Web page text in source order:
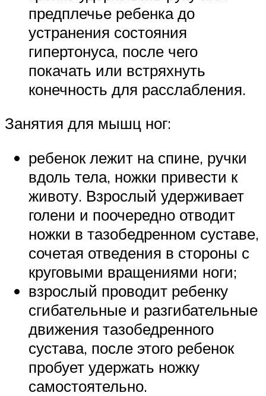
предплечье ребенка до
устранения состояния
гипертонуса, после чего
покачать или встряхнуть
конечность для расслабления.
Занятия для мышц ног:
ребенок лежит на спине, ручки
вдоль тела, ножки привести к
животу. Взрослый удерживает
голени и поочередно отводит
ножки в тазобедренном суставе,
сочетая отведения в стороны с
круговыми вращениями ноги;
взрослый проводит ребенку
сгибательные и разгибательные
движения тазобедренного
сустава, после этого ребенок
пробует удержать ножку
самостоятельно.